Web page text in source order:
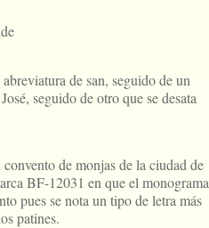
de san, seguido de un
seguido de otro que se desata
de monjas de la ciudad de
BF-12031 en que el monograma
pues se nota un tipo de letra más
patines.